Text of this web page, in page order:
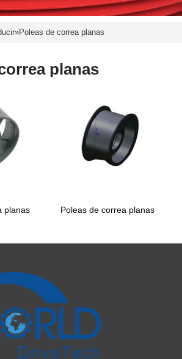
»Poleas de correa planas
planas
planas Poleas de correa planas